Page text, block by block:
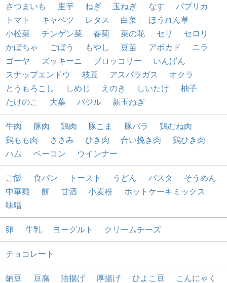
さつまいも
里芋 ねぎ 玉ねぎ なす
パプリカ
トマト
キャベツ レタス 白菜
ほうれん草
小松菜
チンゲン菜 春菊 菜の花 セリ
セロリ
かぼちゃ
ごぼう もやし 豆苗 アボカド
ニラ
ゴーヤ
ズッキーニ ブロッコリー
いんげん
スナップエンドウ
枝豆 アスパラガス
オクラ
とうもろこし
しめじ えのき しいたけ
柚子
たけのこ
大葉 バジル 新玉ねぎ
牛肉 豚肉 鶏肉 豚こま 豚バラ
鶏むね肉
鶏もも肉
ささみ ひき肉 合い挽き肉
鶏ひき肉
ハム
ベーコン ウインナー
ご飯 食パン トースト うどん パスタ
そうめん
中華麺
餅 甘酒 小麦粉
ホットケーキミックス
味噌
卵 牛乳 ヨーグルト クリームチーズ
チョコレート
納豆 豆腐 油揚げ 厚揚げ ひよこ豆 こんにゃく